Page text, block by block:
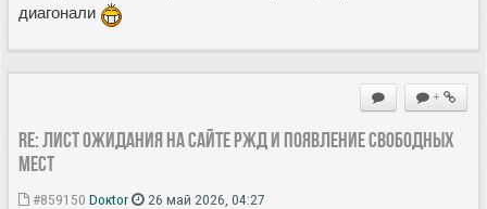
диагонали
+
Re: Лист ожидания на сайте РЖД и появление свободных
мест
#859150 Doкtor 26 май 2026, 04:27